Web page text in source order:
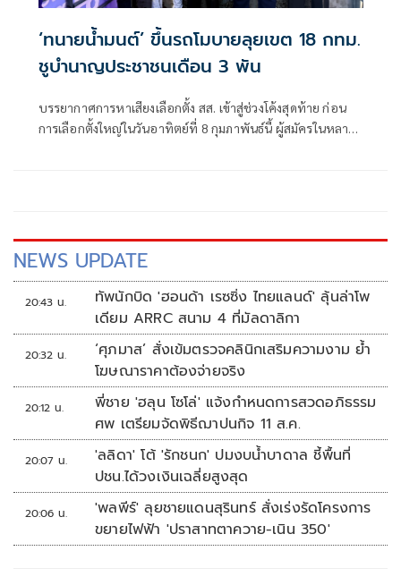
‘ทนายน้ำมนต์’ ขึ้นรถโมบายลุยเขต 18 กทม.
ชูบำนาญประชาชนเดือน 3 พัน
บรรยากาศการหาเสียงเลือกตั้ง สส. เข้าสู่ช่วงโค้งสุดท้าย ก่อน
การเลือกตั้งใหญ่ในวันอาทิตย์ที่ 8 กุมภาพันธ์นี้ ผู้สมัครในหลาย
NEWS UPDATE
20:43 น.
ทัพนักบิด 'ฮอนด้า เรซซิ่ง ไทยแลนด์' ลุ้นล่าโพ
เดียม ARRC สนาม 4 ที่มัลดาลิกา
20:32 น.
‘ศุภมาส’ สั่งเข้มตรวจคลินิกเสริมความงาม ย้ำ
โฆษณาราคาต้องจ่ายจริง
20:12 น.
พี่ชาย 'ฮลุน โซโล่' แจ้งกำหนดการสวดอภิธรรม
ศพ เตรียมจัดพิธีฌาปนกิจ 11 ส.ค.
20:07 น.
'ลลิดา' โต้ 'รักชนก' ปมงบน้ำบาดาล ชี้พื้นที่
ปชน.ได้วงเงินเฉลี่ยสูงสุด
20:06 น.
'พลพีร์' ลุยชายแดนสุรินทร์ สั่งเร่งรัดโครงการ
ขยายไฟฟ้า 'ปราสาทตาควาย-เนิน 350'